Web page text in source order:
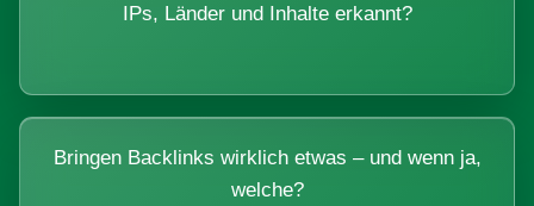
IPs, Länder und Inhalte erkannt?
Bringen Backlinks wirklich etwas – und wenn ja,
welche?